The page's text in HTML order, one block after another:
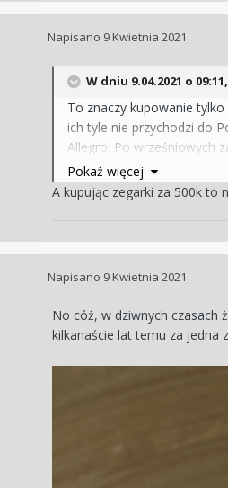
Napisano 9 Kwietnia 2021
W dniu 9.04.2021 o 09:11,
To znaczy kupowanie
ich tyle nie przychodzi do
Allegro. Po wrześniowych
stałego klienta. Jeśli jej
kilka lat, to jakby nie
spekulacji na rynku konsol
Pokaż więcej
A kupując zegarki za 500k to
Napisano 9 Kwietnia 2021
No cóż, w dziwnych czasach
kilkanaście lat temu za jedna